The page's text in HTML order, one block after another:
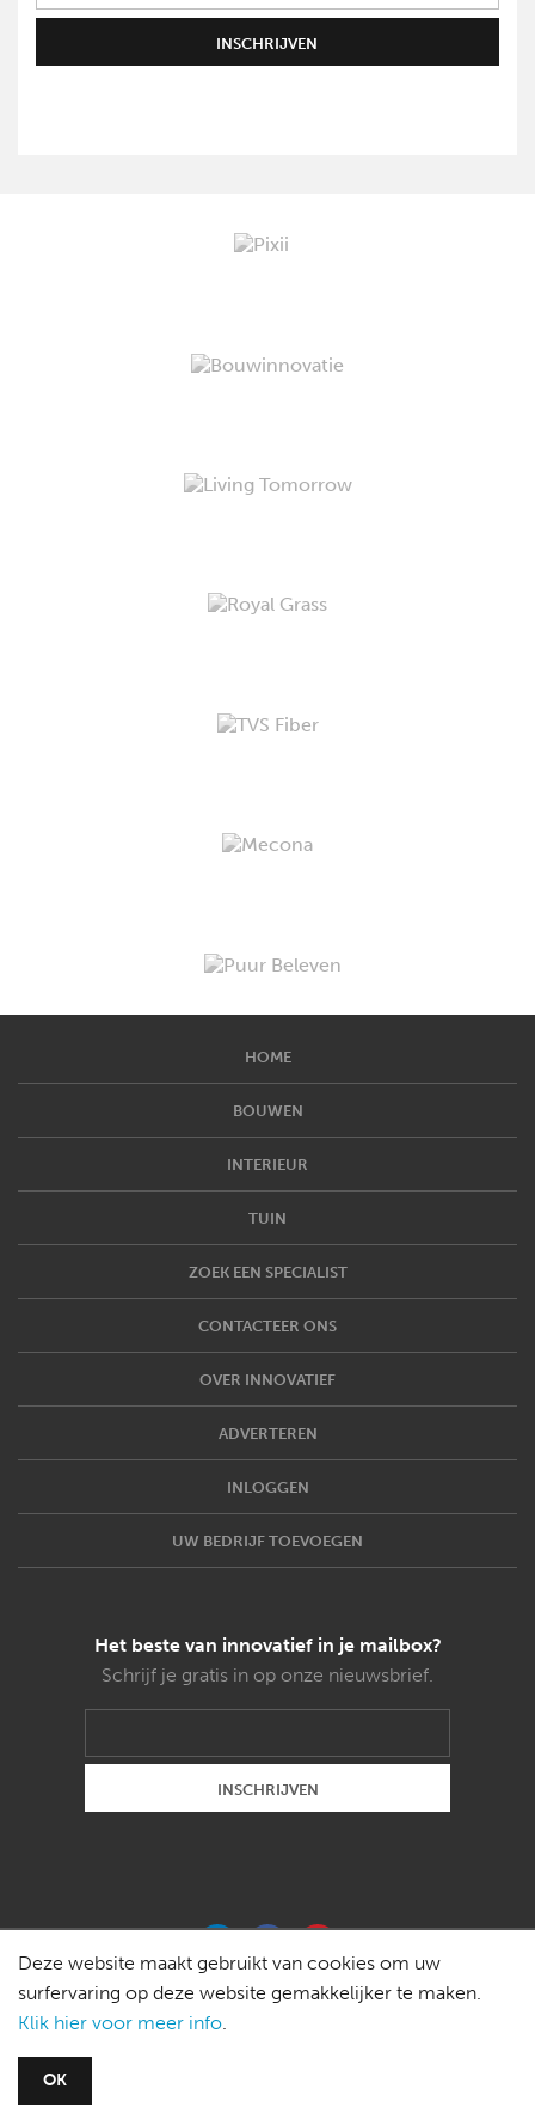
HOME
BOUWEN
INTERIEUR
TUIN
ZOEK EEN SPECIALIST
CONTACTEER ONS
OVER INNOVATIEF
ADVERTEREN
INLOGGEN
UW BEDRIJF TOEVOEGEN
Het beste van innovatief in je mailbox?
Schrijf je gratis in op onze nieuwsbrief.
Copyright © 2015 Weldon magazines bvba -
Deze website maakt gebruikt van cookies om uw
surfervaring op deze website gemakkelijker te maken.
Klik hier voor meer info.
OK